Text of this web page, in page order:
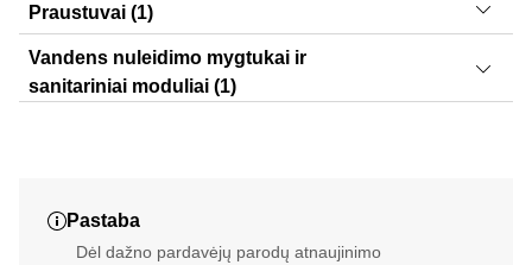
Praustuvai (1)
Selnova Square
Vandens nuleidimo mygtukai ir
sanitariniai moduliai (1)
Pastaba
Dėl dažno pardavėjų parodų atnaujinimo